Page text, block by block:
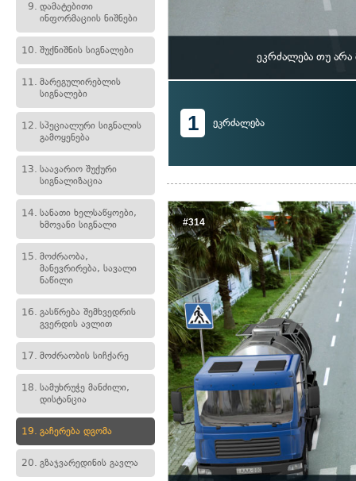
9. დამატებითი
ინფორმაციის ნიშნები
10. შუქნიშნის სიგნალები
11. მარეგულირებლის
სიგნალები
12. სპეციალური სიგნალის
გამოყენება
13. საავარიო შუქური
სიგნალიზაცია
14. სანათი ხელსაწყოები,
ხმოვანი სიგნალი
15. მოძრაობა,
მანევრირება, სავალი
ნაწილი
16. გასწრება შემხვედრის
გვერდის ავლით
17. მოძრაობის სიჩქარე
18. სამუხრუჭე მანძილი,
დისტანცია
19. გაჩერება დგომა
20. გზაჯვარედინის გავლა
ეკრძალება თუ
1 ეკრძალება
#314